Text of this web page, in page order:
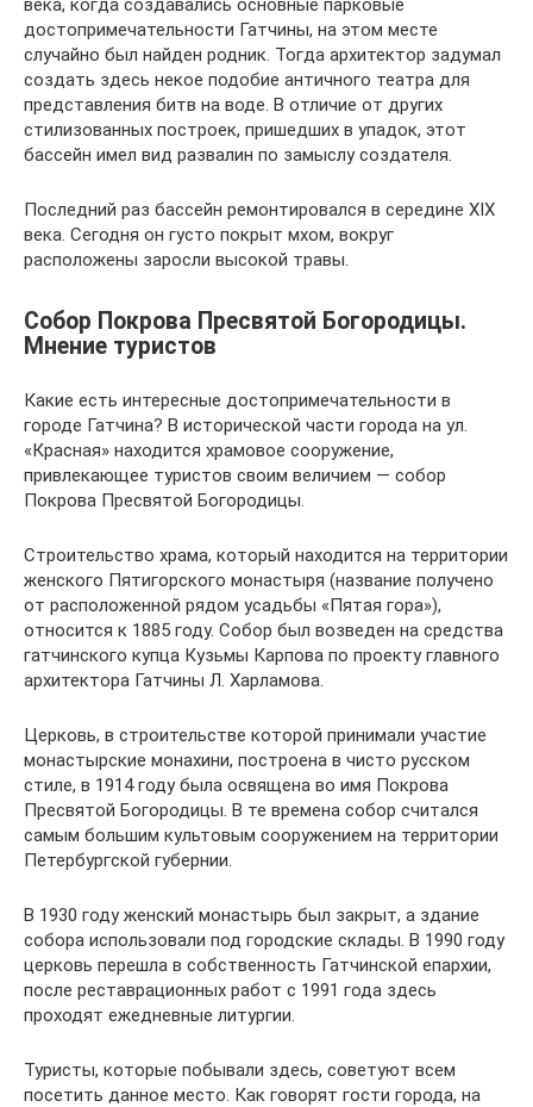
века, когда создавались основные парковые
достопримечательности Гатчины, на этом месте
случайно был найден родник. Тогда архитектор задумал
создать здесь некое подобие античного театра для
представления битв на воде. В отличие от других
стилизованных построек, пришедших в упадок, этот
бассейн имел вид развалин по замыслу создателя.
Последний раз бассейн ремонтировался в середине XIX
века. Сегодня он густо покрыт мхом, вокруг
расположены заросли высокой травы.
Собор Покрова Пресвятой Богородицы.
Мнение туристов
Какие есть интересные достопримечательности в
городе Гатчина? В исторической части города на ул.
«Красная» находится храмовое сооружение,
привлекающее туристов своим величием — собор
Покрова Пресвятой Богородицы.
Строительство храма, который находится на территории
женского Пятигорского монастыря (название получено
от расположенной рядом усадьбы «Пятая гора»),
относится к 1885 году. Собор был возведен на средства
гатчинского купца Кузьмы Карпова по проекту главного
архитектора Гатчины Л. Харламова.
Церковь, в строительстве которой принимали участие
монастырские монахини, построена в чисто русском
стиле, в 1914 году была освящена во имя Покрова
Пресвятой Богородицы. В те времена собор считался
самым большим культовым сооружением на территории
Петербургской губернии.
В 1930 году женский монастырь был закрыт, а здание
собора использовали под городские склады. В 1990 году
церковь перешла в собственность Гатчинской епархии,
после реставрационных работ с 1991 года здесь
проходят ежедневные литургии.
Туристы, которые побывали здесь, советуют всем
посетить данное место. Как говорят гости города, на